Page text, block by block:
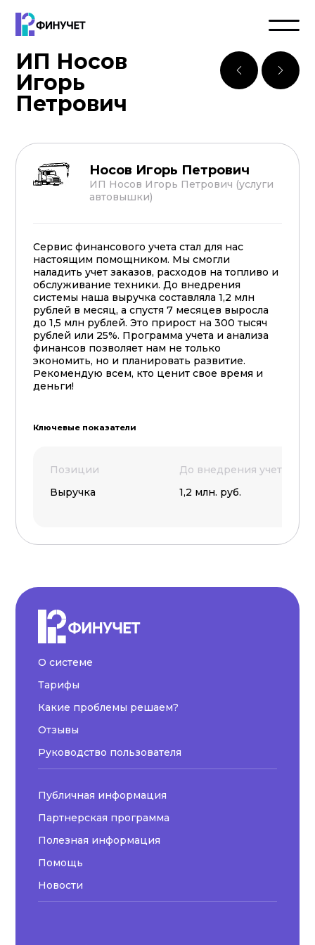
ИП Носов
Игорь
Петрович
Носов Игорь Петрович
ИП Носов Игорь Петрович (услуги
автовышки)
Сервис финансового учета стал для нас
настоящим помощником. Мы смогли
наладить учет заказов, расходов на топливо и
обслуживание техники. До внедрения
системы наша выручка составляла 1,2 млн
рублей в месяц, а спустя 7 месяцев выросла
до 1,5 млн рублей. Это прирост на 300 тысяч
рублей или 25%. Программа учета и анализа
финансов позволяет нам не только
экономить, но и планировать развитие.
Рекомендую всем, кто ценит свое время и
деньги!
Ключевые показатели
Позиции До внедрения учета
Выручка
1,2 млн. руб.
О системе
Тарифы
Какие проблемы решаем?
Отзывы
Руководство пользователя
Публичная информация
Партнерская программа
Полезная информация
Помощь
Новости